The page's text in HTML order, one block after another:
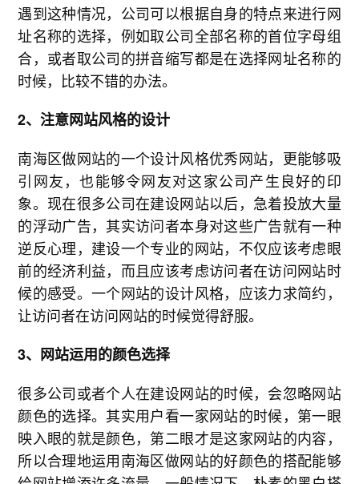
遇到这种情况，公司可以根据自身的特点来进行网
址名称的选择，例如取公司全部名称的首位字母组
合，或者取公司的拼音缩写都是在选择网址名称的
时候，比较不错的办法。
2、注意网站风格的设计
南海区做网站的一个设计风格优秀网站，更能够吸
引网友，也能够令网友对这家公司产生良好的印
象。现在很多公司在建设网站以后，急着投放大量
的浮动广告，其实访问者本身对这些广告就有一种
逆反心理，建设一个专业的网站，不仅应该考虑眼
前的经济利益，而且应该考虑访问者在访问网站时
候的感受。一个网站的设计风格，应该力求简约，
让访问者在访问网站的时候觉得舒服。
3、网站运用的颜色选择
很多公司或者个人在建设网站的时候，会忽略网站
颜色的选择。其实用户看一家网站的时候，第一眼
映入眼的就是颜色，第二眼才是这家网站的内容，
所以合理地运用南海区做网站的好颜色的搭配能够